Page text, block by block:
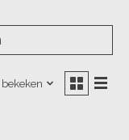
bekeken